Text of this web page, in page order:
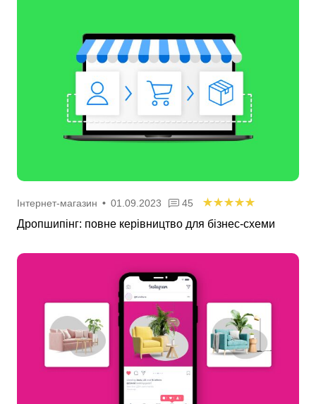
Інтернет-магазин • 01.09.2023 45
Дропшипінг: повне керівництво для бізнес-схеми